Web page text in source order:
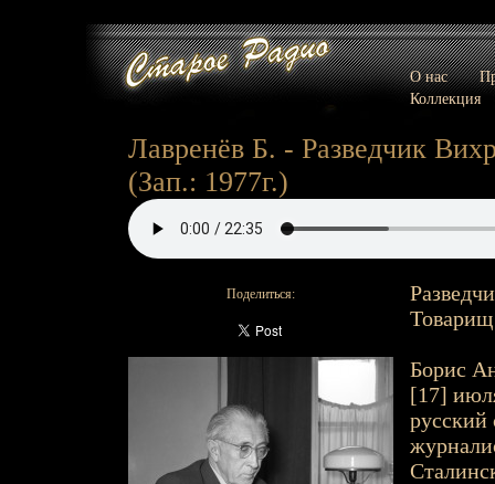
О нас
Коллекция
Лавренёв Б. - Разведчик
(Зап.: 1977г.)
Поделиться:
Борис
[17]
русский